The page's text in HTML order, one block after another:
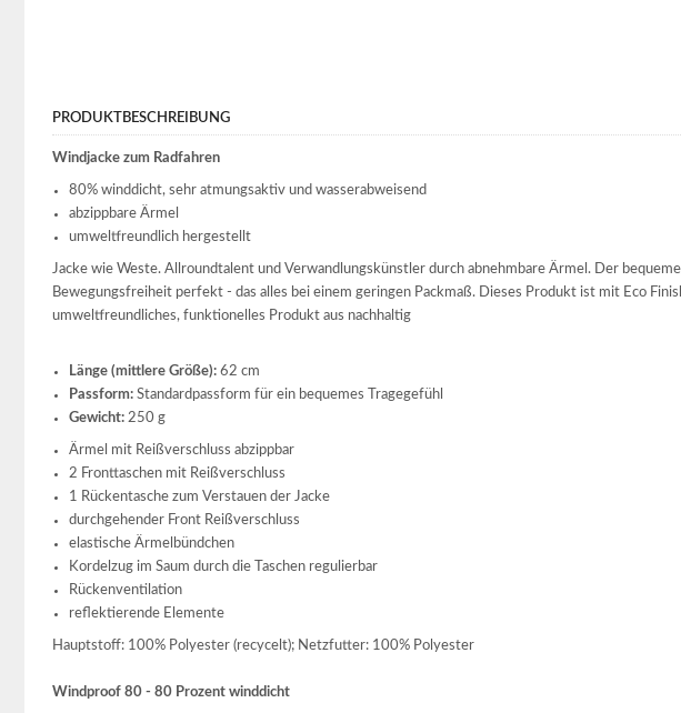
PRODUKTBESCHREIBUNG
Windjacke zum Radfahren
80% winddicht, sehr atmungsaktiv und wasserabweisend
abzippbare Ärmel
umweltfreundlich hergestellt
Jacke wie Weste. Allroundtalent und Verwandlungskünstler durch abnehmbare Ärmel. Der
Bewegungsfreiheit perfekt - das alles bei einem geringen Packmaß. Dieses Produkt ist mit Eco
umweltfreundliches, funktionelles Produkt aus nachhaltig
Länge (mittlere Größe): 62 cm
Passform: Standardpassform für ein bequemes Tragegefühl
Gewicht: 250 g
Ärmel mit Reißverschluss abzippbar
2 Fronttaschen mit Reißverschluss
1 Rückentasche zum Verstauen der Jacke
durchgehender Front Reißverschluss
elastische Ärmelbündchen
Kordelzug im Saum durch die Taschen regulierbar
Rückenventilation
reflektierende Elemente
Hauptstoff: 100% Polyester (recycelt); Netzfutter: 100% Polyester
Windproof 80 - 80 Prozent winddicht